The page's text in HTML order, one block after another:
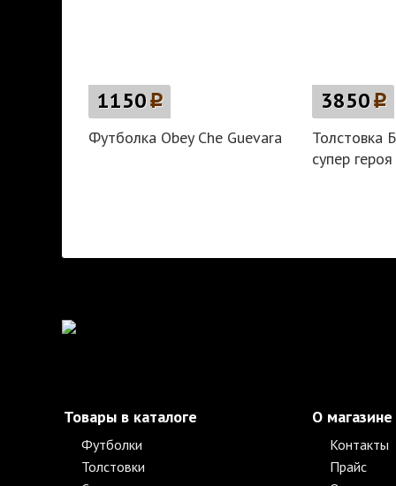
1150p
Футболка Obey Che Guevara
3850p
Толстовка
супер героя
Товары в каталоге
Футболки
Толстовки
О магазине
Контакты
Прайс